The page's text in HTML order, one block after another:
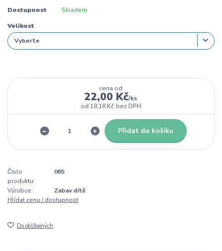
Dostupnost Skladem
Velikost
cena od
22,00 Kč/ks
od 18,18 Kč bez DPH
Přidat do košíku
Číslo
produktu:
065
Výrobce:
Zabav dítě
Hlídat cenu / dostupnost
Do oblíbených